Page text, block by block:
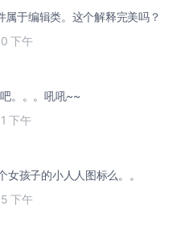
属于编辑类。这个解释完美吗？
下午
。。。吼吼~~
下午
女孩子的小人人图标么。。
下午